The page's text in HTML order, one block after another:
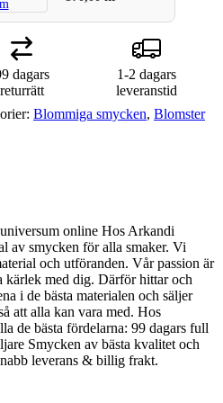
dagars
returrätt
1-2 dagars
leveranstid
Blommiga smycken, Blomster
online Hos Arkandi
av smycken för alla smaker. Vi
och utföranden. Vår passion är
med dig. Därför hittar och
i de bästa materialen och säljer
att alla kan vara med. Hos
de bästa fördelarna: 99 dagars full
Smycken av bästa kvalitet och
leverans & billig frakt.